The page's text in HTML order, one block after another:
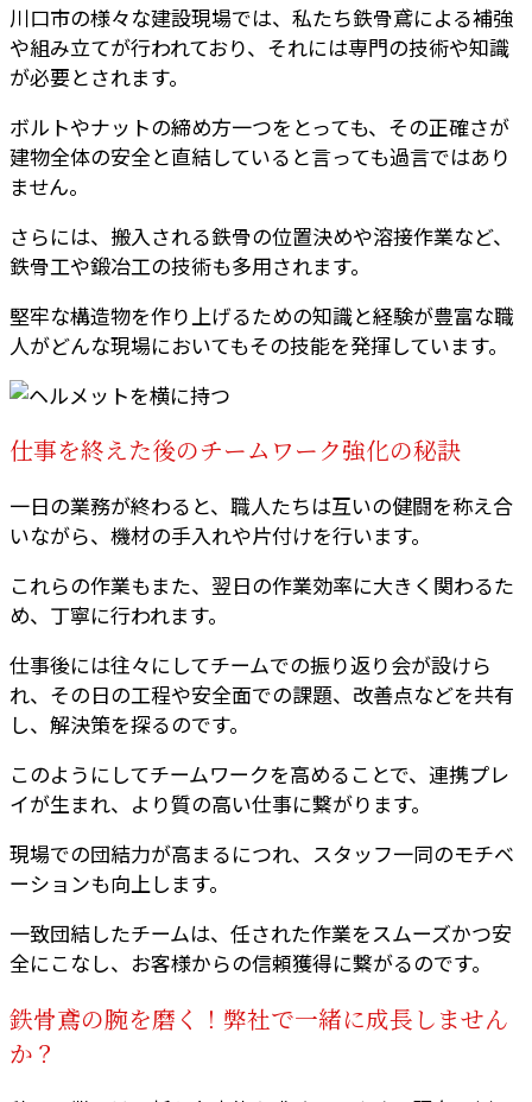
川口市の様々な建設現場では、私たち鉄骨鳶による補強
や組み立てが行われており、それには専門の技術や知識
が必要とされます。
ボルトやナットの締め方一つをとっても、その正確さが
建物全体の安全と直結していると言っても過言ではあり
ません。
さらには、搬入される鉄骨の位置決めや溶接作業など、
鉄骨工や鍛冶工の技術も多用されます。
堅牢な構造物を作り上げるための知識と経験が豊富な職
人がどんな現場においてもその技能を発揮しています。
仕事を終えた後のチームワーク強化の秘訣
一日の業務が終わると、職人たちは互いの健闘を称え合
いながら、機材の手入れや片付けを行います。
これらの作業もまた、翌日の作業効率に大きく関わるた
め、丁寧に行われます。
仕事後には往々にしてチームでの振り返り会が設けら
れ、その日の工程や安全面での課題、改善点などを共有
し、解決策を探るのです。
このようにしてチームワークを高めることで、連携プレ
イが生まれ、より質の高い仕事に繋がります。
現場での団結力が高まるにつれ、スタッフ一同のモチベ
ーションも向上します。
一致団結したチームは、任された作業をスムーズかつ安
全にこなし、お客様からの信頼獲得に繋がるのです。
鉄骨鳶の腕を磨く！弊社で一緒に成長しません
か？